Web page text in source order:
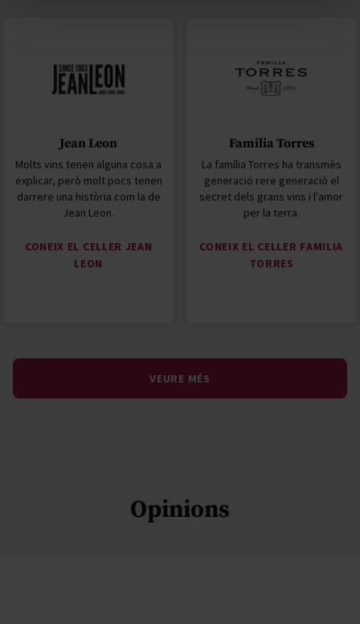
Jean Leon
Molts vins tenen alguna cosa a
explicar, però molt pocs tenen
darrere una història com la de
Jean Leon.
CONEIX EL CELLER JEAN
LEON
Familia Torres
La família Torres ha transmès
generació rere generació el
secret dels grans vins i l'amor
per la terra.
CONEIX EL CELLER FAMILIA
TORRES
VEURE MÉS
Opinions